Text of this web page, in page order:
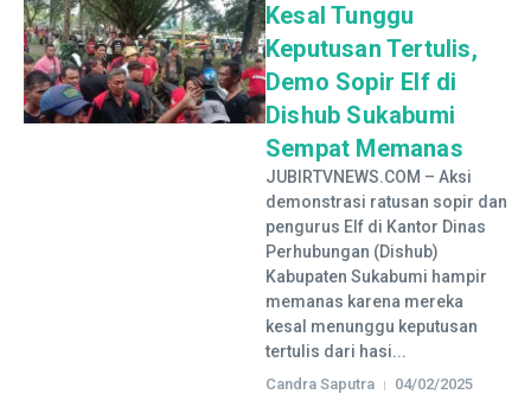
Kesal Tunggu
Keputusan Tertulis,
Demo Sopir Elf di
Dishub Sukabumi
Sempat Memanas
JUBIRTVNEWS.COM – Aksi
demonstrasi ratusan sopir dan
pengurus Elf di Kantor Dinas
Perhubungan (Dishub)
Kabupaten Sukabumi hampir
memanas karena mereka
kesal menunggu keputusan
tertulis dari hasi...
Candra Saputra 04/02/2025